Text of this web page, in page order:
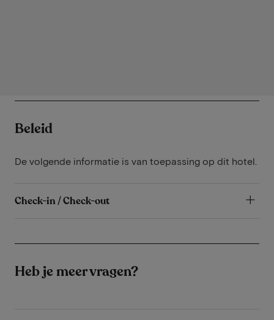
Beleid
De volgende informatie is van toepassing op dit hotel.
Check-in / Check-out
Heb je meer vragen?